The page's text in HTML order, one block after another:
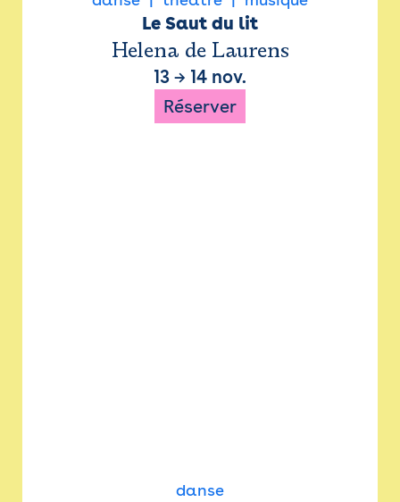
Le Saut du lit
Helena de Laurens
13 → 14 nov.
Réserver
danse